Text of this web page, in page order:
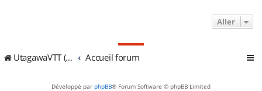
Aller
UtagawaVTT (Randos VTT et VTTAE avec traces GPS) Accueil forum
Développé par phpBB® Forum Software © phpBB Limited